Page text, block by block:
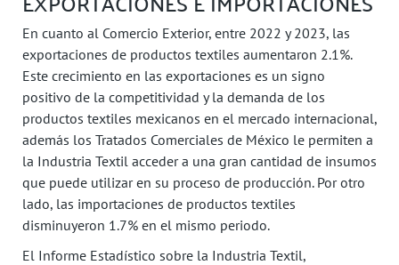
En cuanto al Comercio Exterior, entre 2022 y 2023, las
exportaciones de productos textiles aumentaron 2.1%.
Este crecimiento en las exportaciones es un signo
positivo de la competitividad y la demanda de los
productos textiles mexicanos en el mercado internacional,
además los Tratados Comerciales de México le permiten a
la Industria Textil acceder a una gran cantidad de insumos
que puede utilizar en su proceso de producción. Por otro
lado, las importaciones de productos textiles
disminuyeron 1.7% en el mismo periodo.
El Informe Estadístico sobre la Industria Textil,